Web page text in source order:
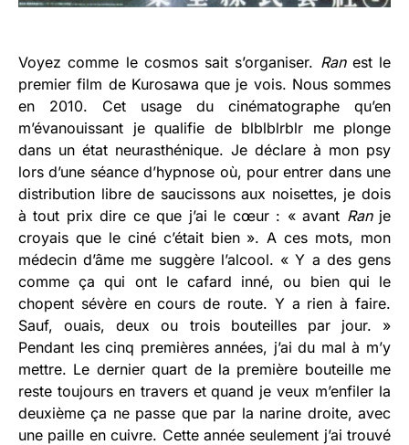
Voyez comme le cosmos sait s’organiser. Ranest le
premier film de Kurosawa que je vois. Nous sommes
en 2010. Cet usage du cinématographe qu’en
m’évanouissant je qualifie de blblblrblr me plonge
dans un état neurasthénique. Je déclare à mon psy
lors d’une séance d’hypnose où, pour entrer dans une
distribution libre de saucissons aux noisettes, je dois
à tout prix dire ce que j’ai le cœur : « avant Ranje
croyais que le ciné c’était bien ». A ces mots, mon
médecin d’âme me suggère l’alcool. « Y a des gens
comme ça qui ont le cafard inné, ou bien qui le
chopent sévère en cours de route. Y a rien à faire.
Sauf, ouais, deux ou trois bouteilles par jour. »
Pendant les cinq premières années, j’ai du mal à m’y
mettre. Le dernier quart de la première bouteille me
reste toujours en travers et quand je veux m’enfiler la
deuxième ça ne passe que par la narine droite, avec
une paille en cuivre. Cette année seulement j’ai trouvé